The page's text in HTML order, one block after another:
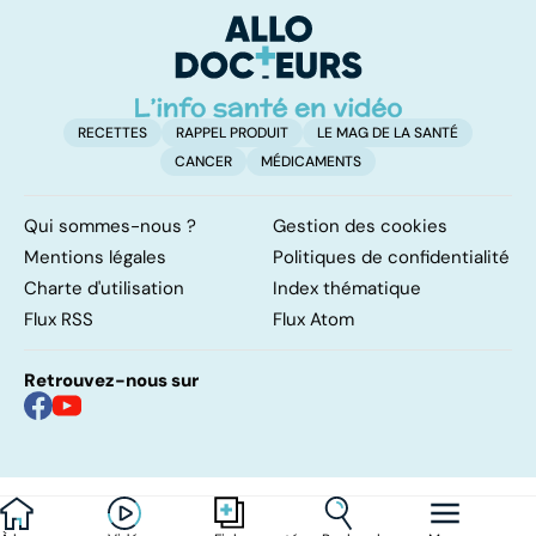
RECETTES RAPPEL PRODUIT
LE MAG DE LA SANTÉ
CANCER
MÉDICAMENTS
Qui sommes-nous ?
Gestion des cookies
Mentions légales
Politiques de confidentialité
Charte d'utilisation
Index thématique
Flux RSS
Flux Atom
Retrouvez-nous sur